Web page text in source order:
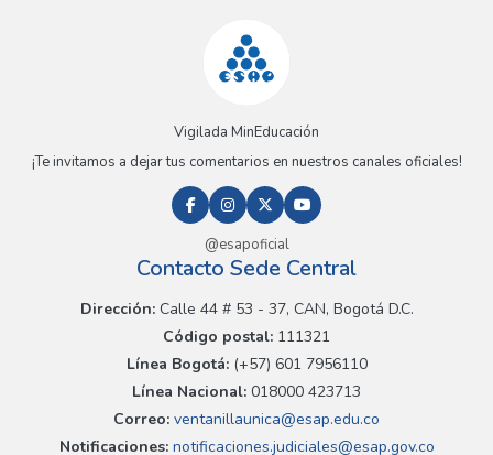
Vigilada MinEducación
¡Te invitamos a dejar tus comentarios en nuestros canales oficiales!
@esapoficial
Contacto Sede Central
Dirección:Calle 44 # 53 - 37, CAN, Bogotá D.C.
Código postal: 111321
Línea Bogotá:(+57) 601 7956110
Línea Nacional: 018000 423713
Correo: ventanillaunica@esap.edu.co
Notificaciones:notificaciones.judiciales@esap.gov.co